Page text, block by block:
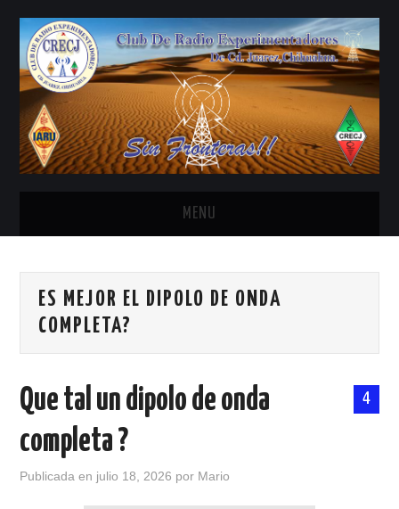
MENU
ANTENAS Y ACCESORIOS
BANDA CIVIL
CONTACTO
HISTORIA DE LA RADIO
ES MEJOR EL DIPOLO DE ONDA
COMPLETA?
4
Que tal un dipolo de onda
completa ?
Publicada en julio 18, 2026 por Mario